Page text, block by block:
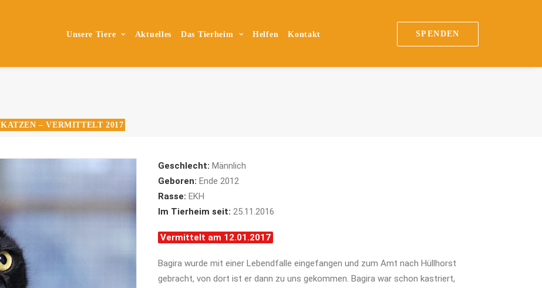
Unsere Tiere Aktuelles Das Tierheim Helfen Kontakt SPENDEN
KATZEN – VERMITTELT 2017
Geschlecht: Männlich
Geboren: Ende 2012
Rasse: EKH
Im Tierheim seit: 25.11.2016
Vermittelt am 12.01.2017
Bagira wurde mit einer Lebendfalle eingefangen und zum Amt nach Hüllhorst
gebracht, von dort ist er dann zu uns gekommen. Bagira war schon kastriert,